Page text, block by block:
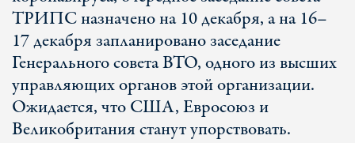
ТРИПС назначено на 10 декабря, а на 16–
17 декабря запланировано заседание
Генерального совета ВТО, одного из высших
управляющих органов этой организации.
Ожидается, что США, Евросоюз и
Великобритания станут упорствовать.